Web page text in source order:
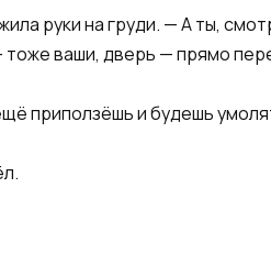
руки на груди. — А ты,
ваши, дверь — прямо
приползёшь и будешь